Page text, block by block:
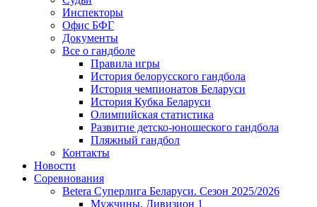
Инспекторы
Офис БФГ
Документы
Все о гандболе
Правила игры
История белорусского гандбола
История чемпионатов Беларуси
История Кубка Беларуси
Олимпийская статистика
Развитие детско-юношеского гандбола
Пляжный гандбол
Контакты
Новости
Соревнования
Betera Суперлига Беларуси. Сезон 2025/2026
Мужчины. Дивизион 1